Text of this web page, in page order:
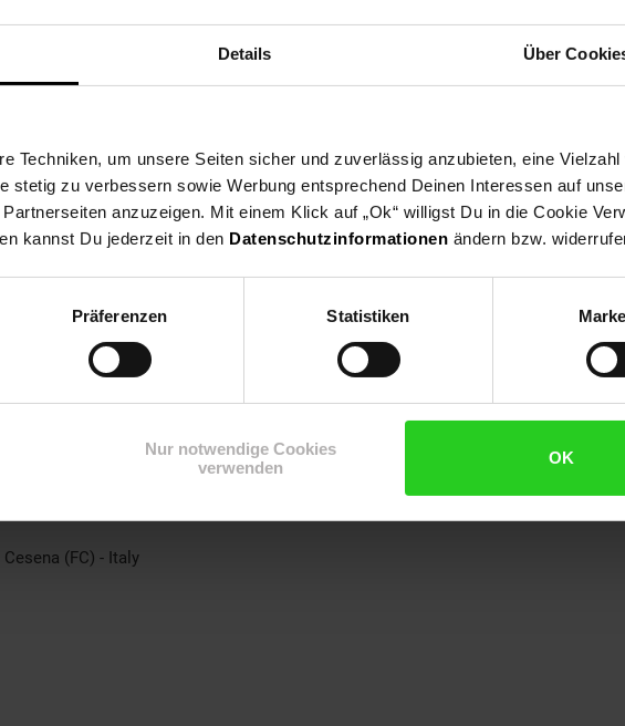
Details Über
Techniken, um unsere Seiten sicher und zuverlässig anzubieten, eine Vielzahl
stetig zu verbessern sowie Werbung entsprechend Deinen Interessen auf
anzuzeigen. Mit einem Klick auf „Ok“ willigst Du in die Cookie
kannst Du jederzeit in den Datenschutzinformationen ändern bzw.
Präferenzen Statistiken
Nur notwendige Cookies
verwenden
OK
Endmontage ist von einer fachkundigen Person auszuführen.
(FC) - Italy